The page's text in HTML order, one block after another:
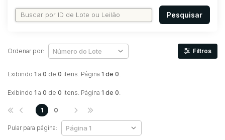
Pesquisar
Exibindo 1 a 0 de 0 itens. Página 1 de 0.
Ordenar por: Filtros
Exibindo 1 a 0 de 0 itens. Página 1 de 0.
Pular para página:
1 0